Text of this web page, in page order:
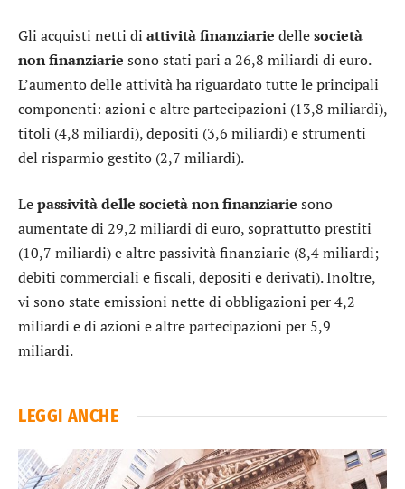
Gli acquisti netti di attività finanziarie dellesocietà
non finanziarie sono stati pari a 26,8 miliardi di euro.
L’aumento delle attività ha riguardato tutte le principali
componenti: azioni e altre partecipazioni (13,8 miliardi),
titoli (4,8 miliardi), depositi (3,6 miliardi) e strumenti
del risparmio gestito (2,7 miliardi).
Lepassività delle società non finanziarie sono
aumentate di 29,2 miliardi di euro, soprattutto prestiti
(10,7 miliardi) e altre passività finanziarie (8,4 miliardi;
debiti commerciali e fiscali, depositi e derivati). Inoltre,
vi sono state emissioni nette di obbligazioni per 4,2
miliardi e di azioni e altre partecipazioni per 5,9
miliardi.
LEGGI ANCHE